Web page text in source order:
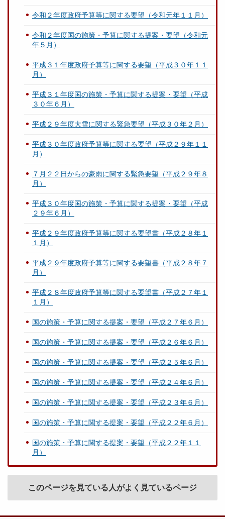
令和２年度政府予算等に関する要望（令和元年１１月）
令和２年度国の施策・予算に関する提案・要望（令和元
年５月）
平成３１年度政府予算等に関する要望（平成３０年１１
月）
平成３１年度国の施策・予算に関する提案・要望（平成
３０年６月）
平成２９年度大雪に関する緊急要望（平成３０年２月）
平成３０年度政府予算等に関する要望（平成２９年１１
月）
７月２２日からの豪雨に関する緊急要望（平成２９年８
月）
平成３０年度国の施策・予算に関する提案・要望（平成
２９年６月）
平成２９年度政府予算等に関する要望書（平成２８年１
１月）
平成２９年度政府予算等に関する要望書（平成２８年７
月）
平成２８年度政府予算等に関する要望書（平成２７年１
１月）
国の施策・予算に関する提案・要望（平成２７年６月）
国の施策・予算に関する提案・要望（平成２６年６月）
国の施策・予算に関する提案・要望（平成２５年６月）
国の施策・予算に関する提案・要望（平成２４年６月）
国の施策・予算に関する提案・要望（平成２３年６月）
国の施策・予算に関する提案・要望（平成２２年６月）
国の施策・予算に関する提案・要望（平成２２年１１
月）
このページを見ている人がよく見ているページ